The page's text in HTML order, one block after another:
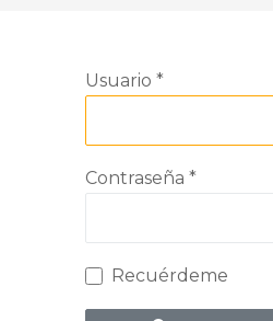
Usuario *
Contraseña *
Recuérdeme